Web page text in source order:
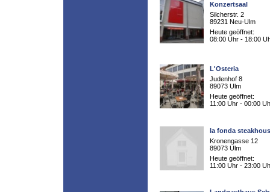
Konzertsaal
Silcherstr. 2
89231 Neu-Ulm
Heute geöffnet:
08:00 Uhr - 18:00
L'Osteria
Judenhof 8
89073 Ulm
Heute geöffnet:
11:00 Uhr - 00:00
la fonda
Kronengasse 12
89073 Ulm
Heute geöffnet:
11:00 Uhr - 23:00